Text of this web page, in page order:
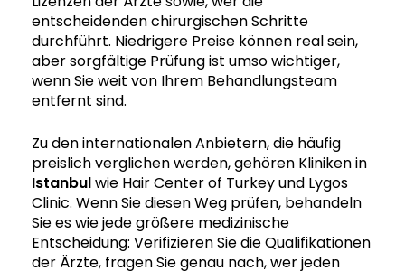
entscheidenden chirurgischen Schritte
durchführt. Niedrigere Preise können real sein,
aber sorgfältige Prüfung ist umso wichtiger,
wenn Sie weit von Ihrem Behandlungsteam
entfernt sind.
Zu den internationalen Anbietern, die häufig
preislich verglichen werden, gehören Kliniken in
Istanbulwie Hair Center of Turkey und Lygos
Clinic. Wenn Sie diesen Weg prüfen, behandeln
Sie es wie jede größere medizinische
Entscheidung: Verifizieren Sie die Qualifikationen
der Ärzte, fragen Sie genau nach, wer jeden